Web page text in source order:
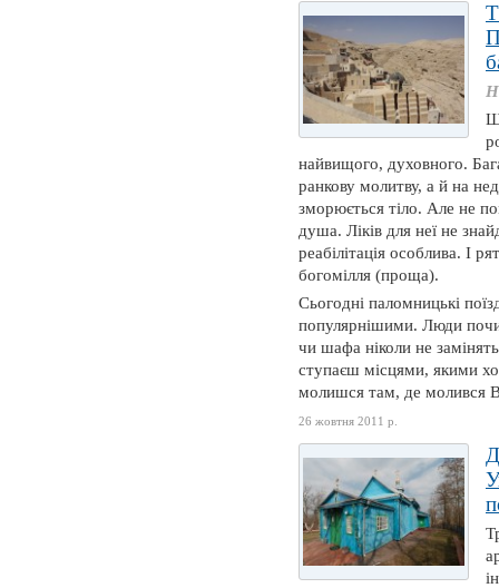
найвищого, духовного.
ранкову молитву, а й на
зморюється тіло. Але не
душа. Ліків для неї не
реабілітація особлива. І
богомілля (проща).
Сьогодні паломницькі
популярнішими. Люди
чи шафа ніколи не
ступаєш місцями, якими
молишся там, де молився
26 жовтня 2011 р.